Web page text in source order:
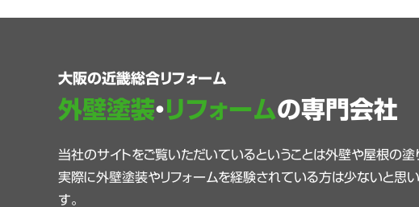
大阪の近畿総合リフォーム
外壁塗装・リフォームの専門会社
当社のサイトをご覧いただいているということは外壁や屋根の塗
実際に外壁塗装やリフォームを経験されている方は少ないと思
す。